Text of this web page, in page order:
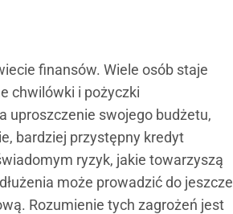
finansów. Wiele osób staje
chwilówki i pożyczki
uproszczenie swojego budżetu,
bardziej przystępny kredyt
ryzyk, jakie towarzyszą
może prowadzić do jeszcze
Rozumienie tych zagrożeń jest